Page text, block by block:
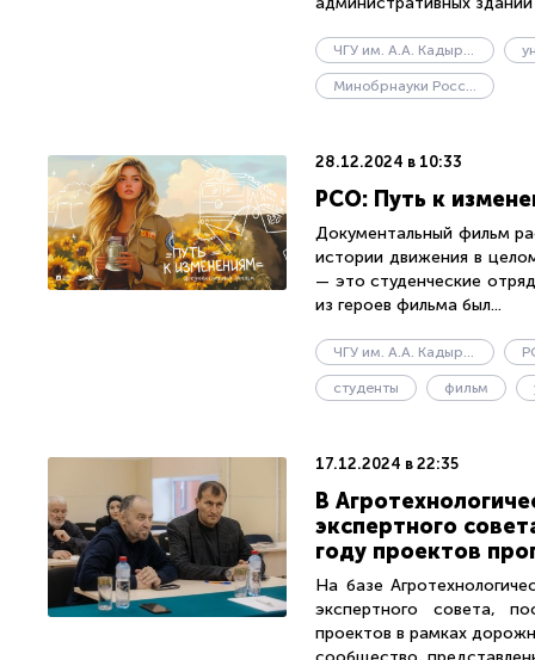
ЧГУ им. А.А. Кадырова
Минобрнауки России
28.12.2024 в 10:33
РСО: Путь к
Документальный фильм
истории движения в
— это студенческие
из героев фильма был...
ЧГУ им. А.А. Кадырова
студенты фильм
17.12.2024 в 22:35
В
экспертного
году проектов
На базе
экспертного совета,
проектов в рамках